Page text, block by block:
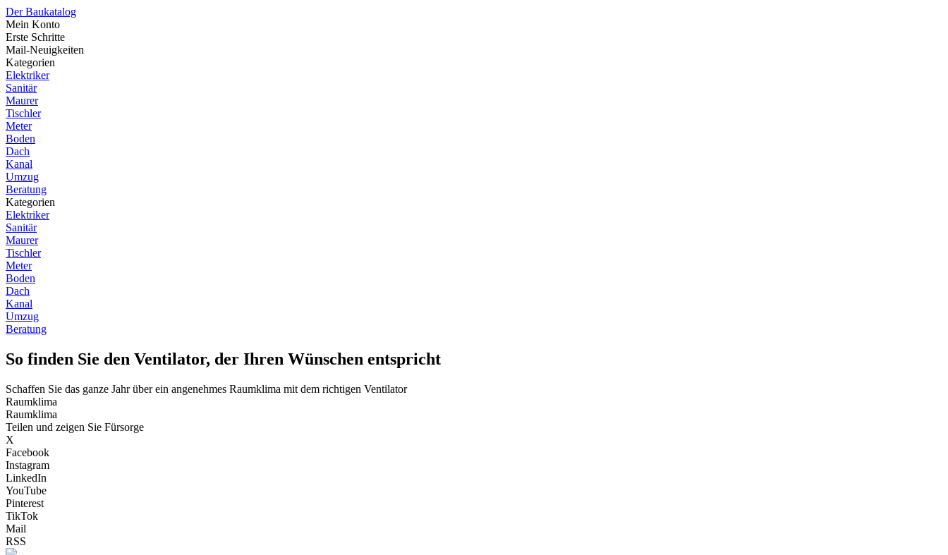
Der Baukatalog
Mein Konto
Erste Schritte
Mail-Neuigkeiten
Kategorien
Elektriker
Sanitär
Maurer
Tischler
Meter
Boden
Dach
Kanal
Umzug
Beratung
Kategorien
Elektriker
Sanitär
Maurer
Tischler
Meter
Boden
Dach
Kanal
Umzug
Beratung
So finden Sie den Ventilator, der Ihren Wünschen entspricht
Schaffen Sie das ganze Jahr über ein angenehmes Raumklima mit dem richtigen Ventilator
Raumklima
Raumklima
Teilen und zeigen Sie Fürsorge
X
Facebook
Instagram
LinkedIn
YouTube
Pinterest
TikTok
Mail
RSS